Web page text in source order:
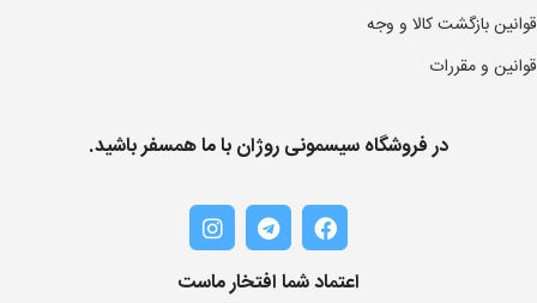
قوانین بازگشت کالا و وجه
قوانین و مقررات
در فروشگاه سیسمونی روژان با ما همسفر باشید.
اعتماد شما افتخار ماست